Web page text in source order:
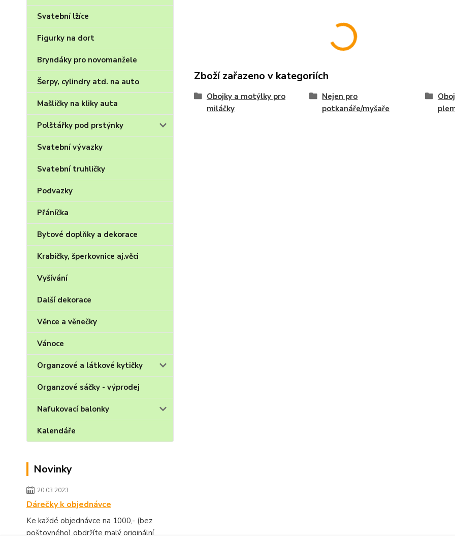
Svatební lžíce
Figurky na dort
Bryndáky pro novomanžele
Šerpy, cylindry atd. na auto
Mašličky na kliky auta
Polštářky pod prstýnky
Svatební vývazky
Svatební truhličky
Podvazky
Přáníčka
Bytové doplňky a dekorace
Krabičky, šperkovnice aj.věci
Vyšívání
Další dekorace
Věnce a věnečky
Vánoce
Organzové a látkové kytičky
Organzové sáčky - výprodej
Nafukovací balonky
Kalendáře
Novinky
20.03.2023
Dárečky k objednávce
Ke každé objednávce na 1000,- (bez
poštovného) obdržíte malý originální
Zboží zařazeno v kategoriích
Obojky a motýlky pro
miláčky
Nejen pro
potkanáře/myšaře